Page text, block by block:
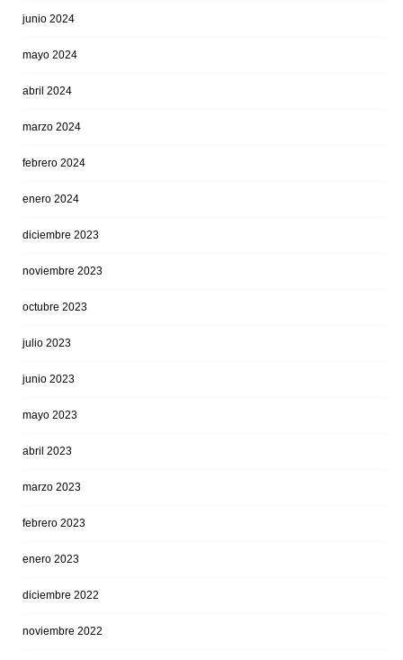
junio 2024
mayo 2024
abril 2024
marzo 2024
febrero 2024
enero 2024
diciembre 2023
noviembre 2023
octubre 2023
julio 2023
junio 2023
mayo 2023
abril 2023
marzo 2023
febrero 2023
enero 2023
diciembre 2022
noviembre 2022